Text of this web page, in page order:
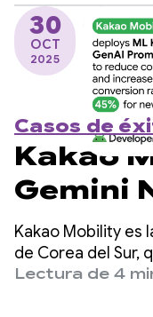
30
OCT
2025
Casos de
Kakao
Gemini
Kakao Mobility es
de Corea del Sur,
servicios de
Lectura de 4